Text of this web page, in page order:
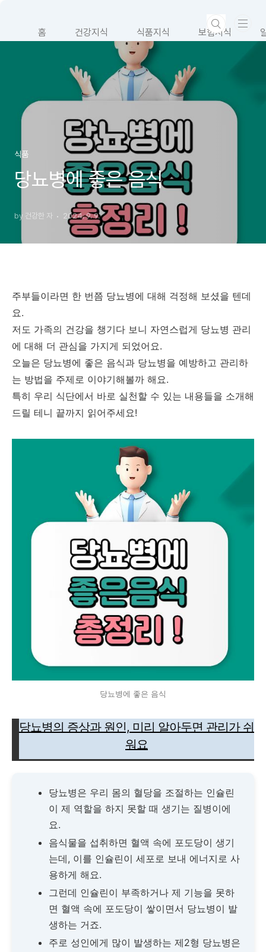
홈 건강지식 식품지식 보험지식
식품
당뇨병에 좋은 음식
by 건강한 자 2024. 9. 9.
주부들이라면 한 번쯤 당뇨병에 대해 걱정해 보셨을 텐데
요.
저도 가족의 건강을 챙기다 보니 자연스럽게 당뇨병 관리
에 대해 더 관심을 가지게 되었어요.
오늘은 당뇨병에 좋은 음식과 당뇨병을 예방하고 관리하
는 방법을 주제로 이야기해볼까 해요.
특히 우리 식단에서 바로 실천할 수 있는 내용들을 소개해
드릴 테니 끝까지 읽어주세요!
당뇨병에 좋은 음식
당뇨병의 증상과 원인, 미리 알아두면 관리가 쉬
워요
당뇨병은 우리 몸의 혈당을 조절하는 인슐린
이 제 역할을 하지 못할 때 생기는 질병이에
요.
음식물을 섭취하면 혈액 속에 포도당이 생기
는데, 이를 인슐린이 세포로 보내 에너지로 사
용하게 해요.
그런데 인슐린이 부족하거나 제 기능을 못하
면 혈액 속에 포도당이 쌓이면서 당뇨병이 발
생하는 거죠.
주로 성인에게 많이 발생하는 제2형 당뇨병은